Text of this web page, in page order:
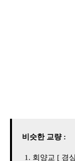
비슷한 교량 :
회양교 [ 경